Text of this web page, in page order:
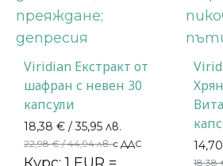
Viridian Екстракт от
шафран с невен 30
капсули
18,38 € / 35,95 лв.
22,98€/ 44,94 лв.с ДДС 14,70
18,38